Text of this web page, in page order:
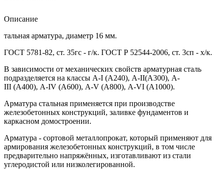
Описание
тальная арматура, диаметр 16 мм.
ГОСТ 5781-82, ст. 35гс - г/к. ГОСТ Р 52544-2006, ст. 3сп - х/к.
В зависимости от механических свойств арматурная сталь
подразделяется на классы A-I (А240), А-II(А300), А-
III (А400), A-IV (A600), A-V (A800), A-VI (A1000).
Арматура стальная применяется при производстве
железобетонных конструкций, заливке фундаментов и
каркасном домостроении.
Арматура - сортовой металлопрокат, который применяют для
армирования железобетонных конструкций, в том числе
предварительно напряжённых, изготавливают из стали
углеродистой или низколегированной.